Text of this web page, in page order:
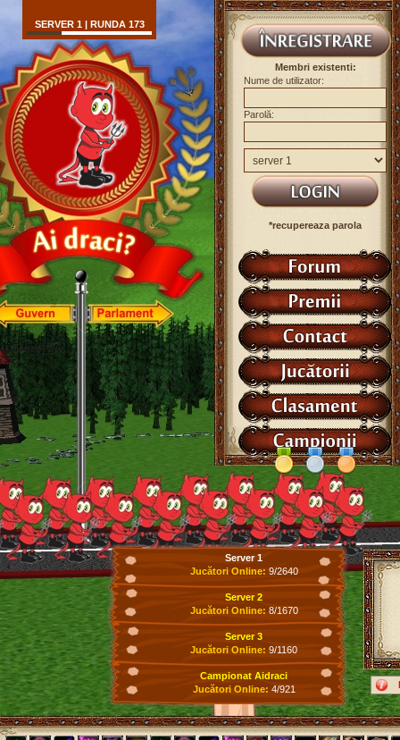
SERVER 1 | RUNDA 173
Membri existenti:
Nume de utilizator:
Parolă:
*recupereaza parola
Server 1
Jucători Online: 9/2640
Server 2
Jucători Online: 8/1670
Server 3
Jucători Online: 9/1160
Campionat Aidraci
Jucători Online: 4/921